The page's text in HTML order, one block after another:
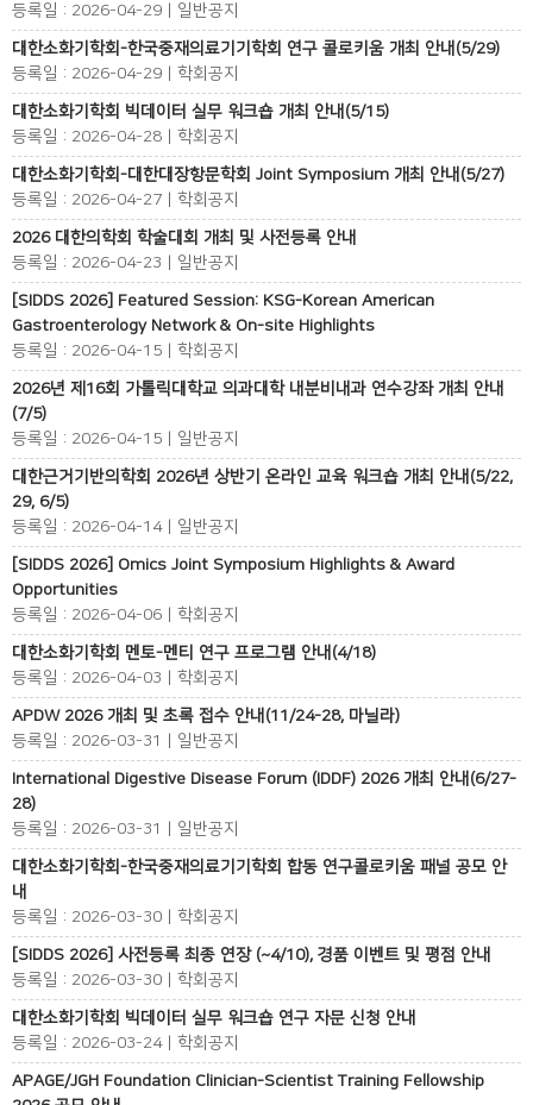
등록일 : 2026-04-29 | 일반공지
대한소화기학회-한국중재의료기기학회 연구 콜로키움 개최 안내(5/29)
등록일 : 2026-04-29 | 학회공지
대한소화기학회 빅데이터 실무 워크숍 개최 안내(5/15)
등록일 : 2026-04-28 | 학회공지
대한소화기학회-대한대장항문학회 Joint Symposium 개최 안내(5/27)
등록일 : 2026-04-27 | 학회공지
2026 대한의학회 학술대회 개최 및 사전등록 안내
등록일 : 2026-04-23 | 일반공지
[SIDDS 2026] Featured Session: KSG-Korean American
Gastroenterology Network & On-site Highlights
등록일 : 2026-04-15 | 학회공지
2026년 제16회 가톨릭대학교 의과대학 내분비내과 연수강좌 개최 안내
(7/5)
등록일 : 2026-04-15 | 일반공지
대한근거기반의학회 2026년 상반기 온라인 교육 워크숍 개최 안내(5/22,
29, 6/5)
등록일 : 2026-04-14 | 일반공지
[SIDDS 2026] Omics Joint Symposium Highlights & Award
Opportunities
등록일 : 2026-04-06 | 학회공지
대한소화기학회 멘토-멘티 연구 프로그램 안내(4/18)
등록일 : 2026-04-03 | 학회공지
APDW 2026 개최 및 초록 접수 안내(11/24-28, 마닐라)
등록일 : 2026-03-31 | 일반공지
International Digestive Disease Forum (IDDF) 2026 개최 안내(6/27-
28)
등록일 : 2026-03-31 | 일반공지
대한소화기학회-한국중재의료기기학회 합동 연구콜로키움 패널 공모 안
내
등록일 : 2026-03-30 | 학회공지
[SIDDS 2026] 사전등록 최종 연장 (~4/10), 경품 이벤트 및 평점 안내
등록일 : 2026-03-30 | 학회공지
대한소화기학회 빅데이터 실무 워크숍 연구 자문 신청 안내
등록일 : 2026-03-24 | 학회공지
APAGE/JGH Foundation Clinician-Scientist Training Fellowship